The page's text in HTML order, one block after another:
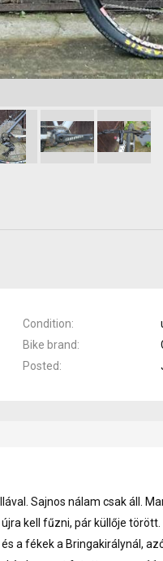
Condition
Bike brand
Posted
Sajnos nálam csak áll.
kell fűzni, pár küllője
a fékek a Bringakirálynál,